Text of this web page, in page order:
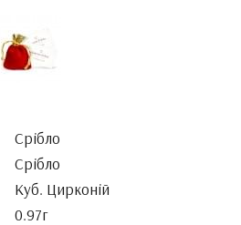
Срібло
Срібло
Куб. Цирконій
0.97г